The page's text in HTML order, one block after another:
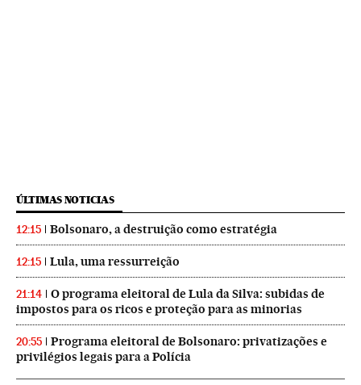
ÚLTIMAS NOTICIAS
12:15 Bolsonaro, a destruição como estratégia
12:15 Lula, uma ressurreição
21:14
O programa eleitoral de Lula da Silva: subidas de
impostos para os ricos e proteção para as minorias
20:55
Programa eleitoral de Bolsonaro: privatizações e
privilégios legais para a Polícia